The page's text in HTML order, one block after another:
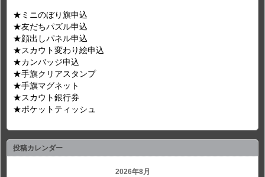
★ミニのぼり旗申込
★友だちパズル申込
★顔出しパネル申込
★スカウト変わり絵申込
★カンバッジ申込
★手旗クリアスタンプ
★手旗マグネット
★スカウト銀行券
★ポケットティッシュ
投稿カレンダー
2026年8月